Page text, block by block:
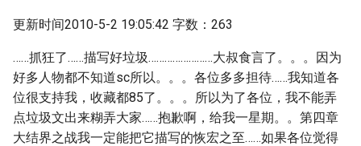
更新时间2010-5-2 19:05:42 字数：263
……抓狂了……描写好垃圾……………………大叔食言了。。。因为
好多人物都不知道sc所以。。。各位多多担待……我知道各
位很支持我，收藏都85了。。。所以为了各位，我不能弄
点垃圾文出来糊弄大家……抱歉啊，给我一星期。。第四章
大结界之战我一定能把它描写的恢宏之至……如果各位觉得